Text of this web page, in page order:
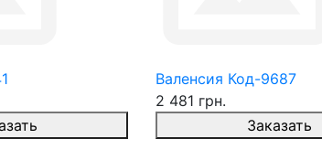
Валенсия Код-9687
2 481 грн.
Заказать